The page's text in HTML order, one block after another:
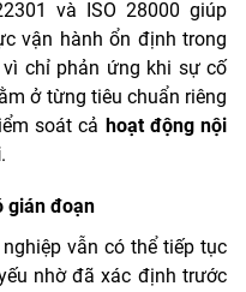
và ISO 28000 giúp
vận hành ổn định trong
chỉ phản ứng khi sự cố
ở từng tiêu chuẩn riêng
soát cả hoạt động nội
.
gián đoạn
vẫn có thể tiếp tục
nhờ đã xác định trước